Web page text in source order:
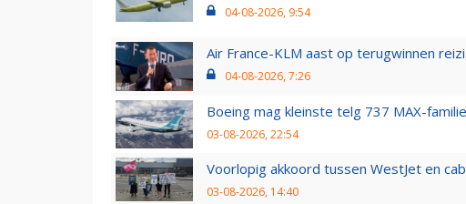
04-08-2026, 9:54
Air France-KLM aast op terugwinnen
04-08-2026, 7:26
Boeing mag kleinste telg 737 MAX-
03-08-2026, 22:54
Voorlopig akkoord tussen WestJet en
03-08-2026, 14:40